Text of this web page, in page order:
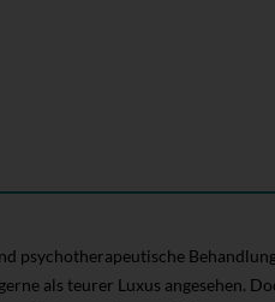
psychotherapeutische
als teurer Luxus angesehen.